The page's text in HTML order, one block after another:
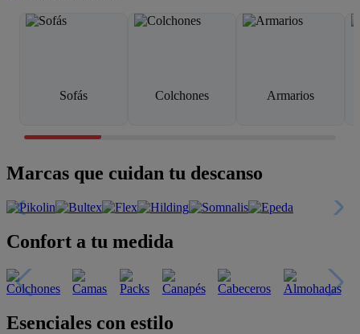
Sofás Colchones Armarios
Marcas que cuidan tu descanso
Confort a tu medida
Esenciales con estilo